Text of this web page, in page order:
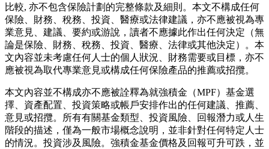
比較, 亦不包含保險計劃的完整條款及細則。本文不構成任何
保險、財務、稅務、投資、醫療或法律建議，亦不應被視為專
業意見、建議、要約或游說，讀者不應據此作出任何決定（無
論是保險、財務、稅務、投資、醫療、法律或其他決定）。本
文內容並未考慮任何人士的個人狀況、財務需要或目標，亦不
應被視為取代專業意見或構成任何保險產品的推薦或招攬。
本文內容並不構成亦不應被詮釋為就強積金（MPF）基金選
擇、資產配置、投資策略或帳戶安排作出的任何建議、推薦、
意見或招攬。所有有關基金類型、投資風險、回報潛力或人生
階段的描述，僅為一般市場概念說明，並非針對任何特定人士
的情況。投資涉及風險。強積金基金價格及回報可升可跌，並